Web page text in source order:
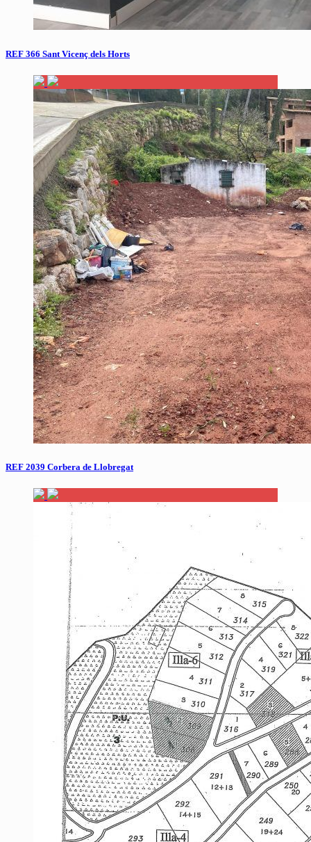
REF 366 Sant Vicenç dels Horts
REF 2039 Corbera de Llobregat